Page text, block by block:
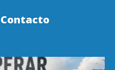
Contacto